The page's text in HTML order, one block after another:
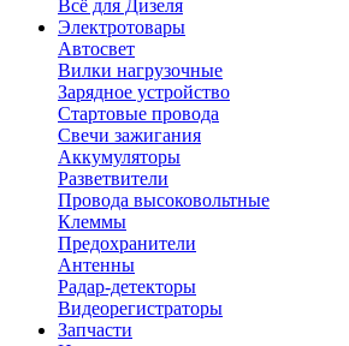
Всё для Дизеля
Электротовары
Автосвет
Вилки нагрузочные
Зарядное устройство
Стартовые провода
Свечи зажигания
Аккумуляторы
Разветвители
Провода высоковольтные
Клеммы
Предохранители
Антенны
Радар-детекторы
Видеорегистраторы
Запчасти